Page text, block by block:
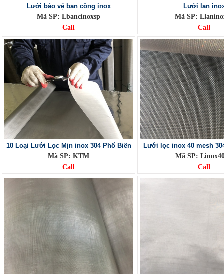
Lưới bảo vệ ban công inox
Mã SP: Lbancinoxsp
Call
Lưới lan
Mã SP:
Call
10 Loại Lưới Lọc Mịn inox 304 Phổ Biến
Mã SP: KTM
Call
Lưới lọc inox 40 mesh
Mã SP:
Call